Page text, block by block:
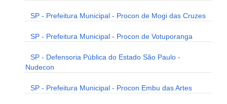
SP - Prefeitura Municipal - Procon de Mogi das Cruzes
SP - Prefeitura Municipal - Procon de Votuporanga
SP - Defensoria Pública do Estado São Paulo -
Nudecon
SP - Prefeitura Municipal - Procon Embu das Artes